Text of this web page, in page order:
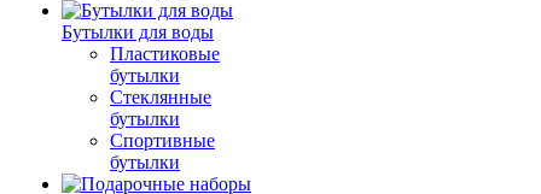
Бутылки для воды
Пластиковые
бутылки
Стеклянные
бутылки
Спортивные
бутылки